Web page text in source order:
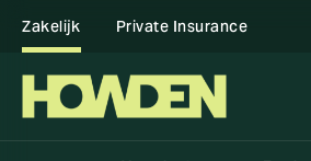
Zakelijk Private Insurance